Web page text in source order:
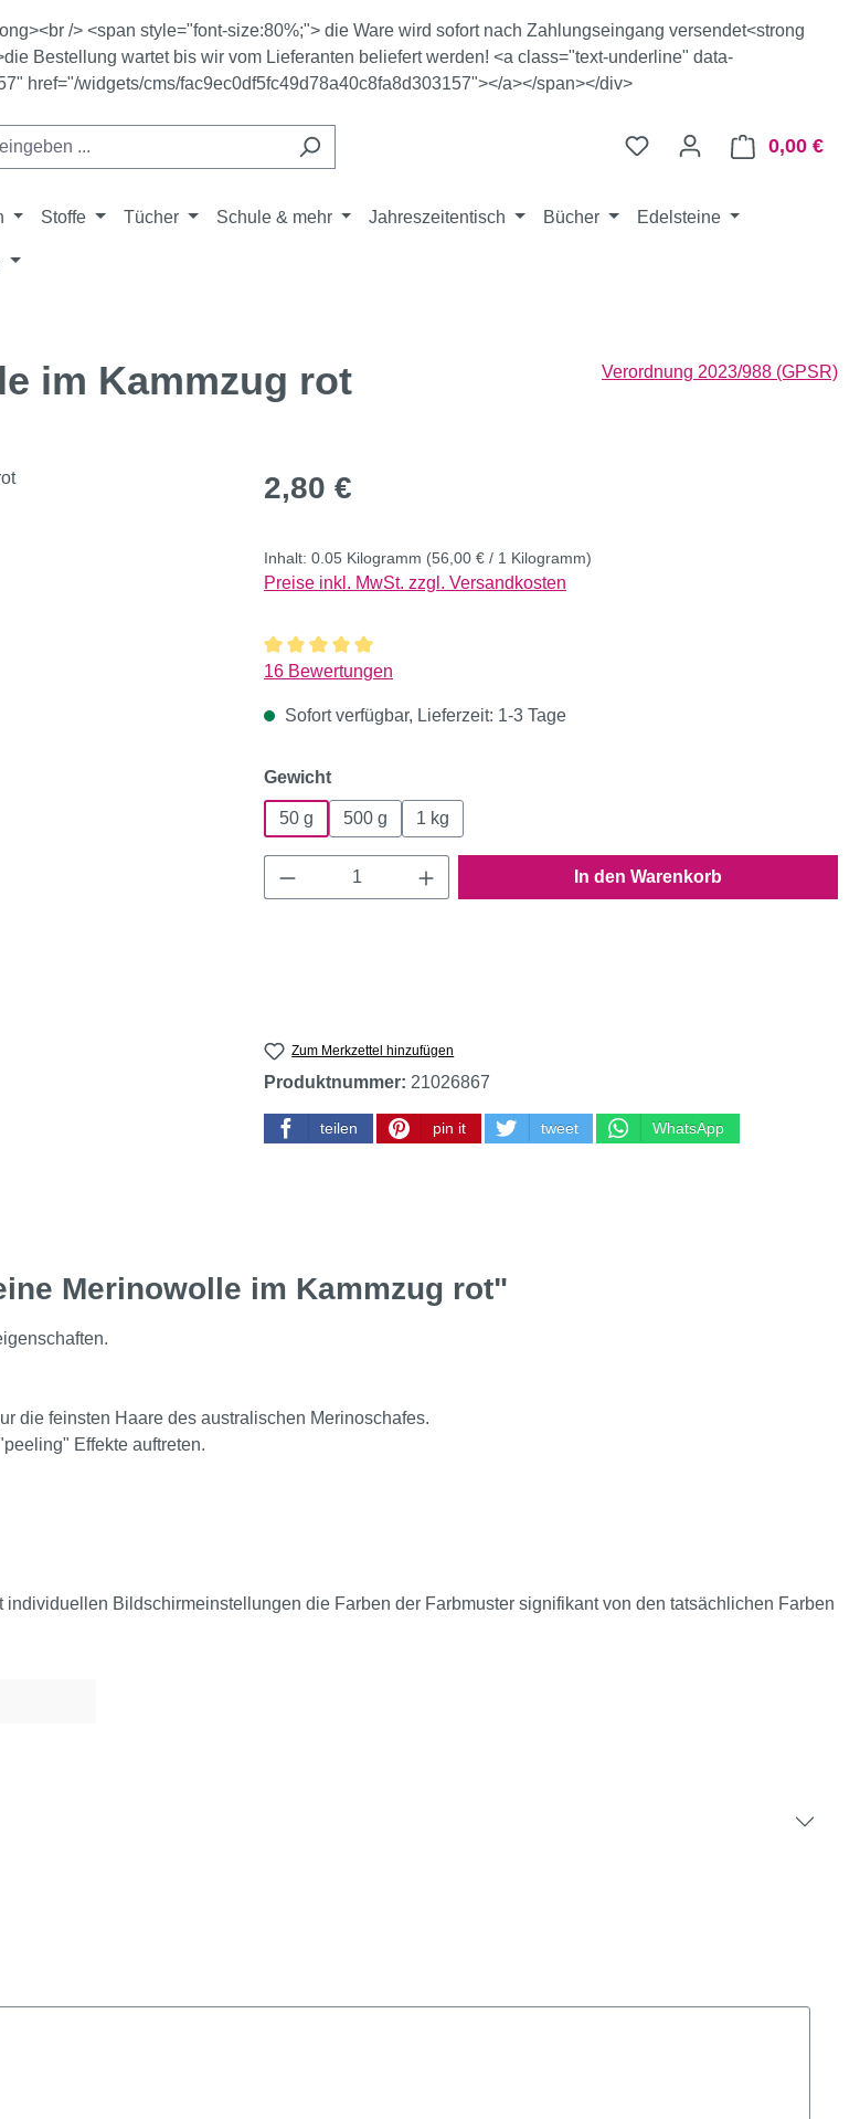
/> <span style="font-size:80%;"> die Ware wird sofort nach Zahlungseingang versendet<strong
Bestellung wartet bis wir vom Lieferanten beliefert werden! <a class="text-underline" data-
href="/widgets/cms/fac9ec0df5fc49d78a40c8fa8d303157"></a></span></div>
0,00 €
Stoffe Tücher Schule & mehr Jahreszeitentisch Bücher Edelsteine
im Kammzug rot Verordnung 2023/988 (GPSR)
Regulärer Preis:
2,80 €
Inhalt: 0.05 Kilogramm (56,00 € / 1 Kilogramm)
Preise inkl. MwSt. zzgl. Versandkosten
Durchschnittliche Bewertung von 5 von 5 Sternen
16 Bewertungen
Sofort verfügbar, Lieferzeit: 1-3 Tage
Gewichtauswählen
50 g 500 g 1 kg
Produkt Anzahl: Gib den gewünschten Wert ein
In den Warenkorb
Zum Merkzettel hinzufügen
Produktnummer: 21026867
teilen pin it tweet WhatsApp
Merinowolle im Kammzug rot"
die feinsten Haare des australischen Merinoschafes.
Effekte auftreten.
Bildschirmeinstellungen die Farben der Farbmuster signifikant von den tatsächlichen Farben